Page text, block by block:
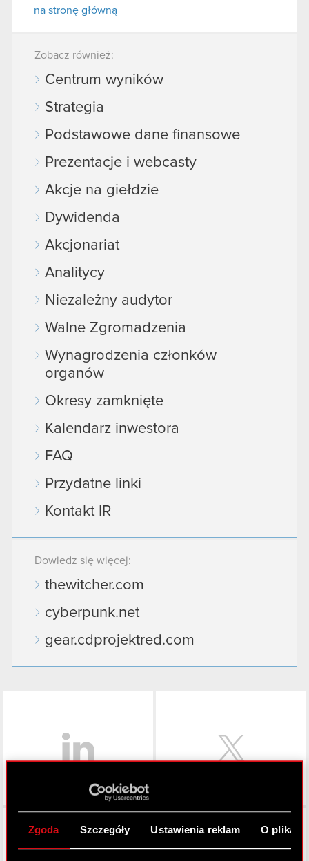
Zgoda Szczegóły Ustawienia reklam O
na stronę główną
Zobacz również:
Centrum wyników
Strategia
Podstawowe dane finansowe
Prezentacje i webcasty
Akcje na giełdzie
Dywidenda
Akcjonariat
Analitycy
Niezależny audytor
Walne Zgromadzenia
Wynagrodzenia członków
organów
Okresy zamknięte
Kalendarz inwestora
FAQ
Przydatne linki
Kontakt IR
Dowiedz się więcej:
thewitcher.com
cyberpunk.net
gear.cdprojektred.com